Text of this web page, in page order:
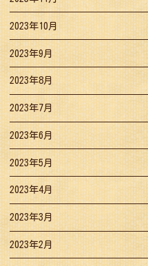
2023年10月
2023年9月
2023年8月
2023年7月
2023年6月
2023年5月
2023年4月
2023年3月
2023年2月